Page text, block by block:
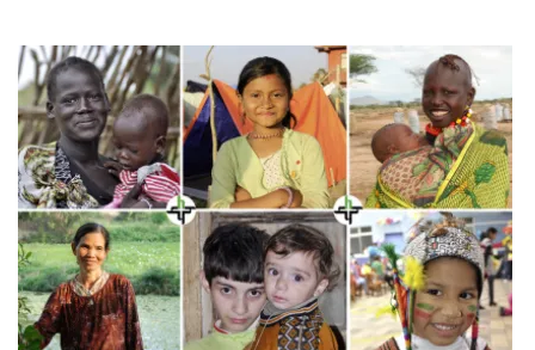
nutzen
Cookies zu
helfen
Online-